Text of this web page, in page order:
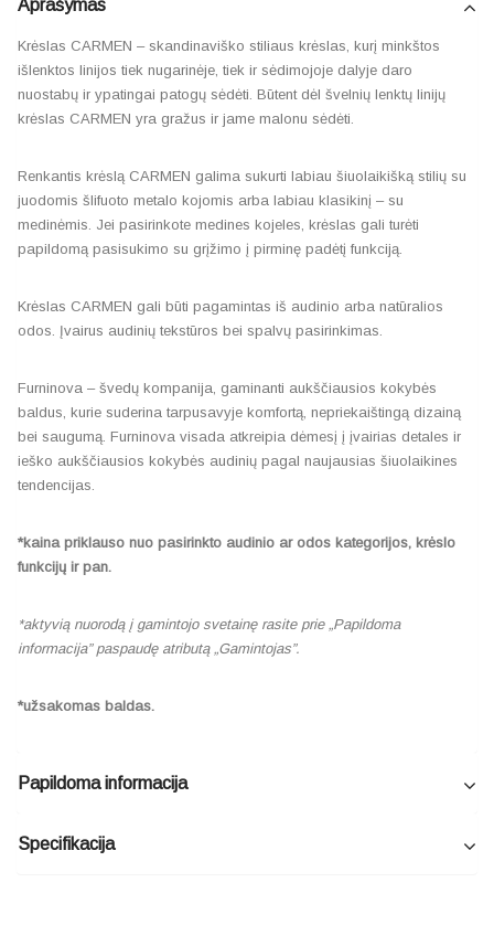
Aprašymas
Krėslas CARMEN – skandinaviško stiliaus krėslas, kurį minkštos
išlenktos linijos tiek nugarinėje, tiek ir sėdimojoje dalyje daro
nuostabų ir ypatingai patogų sėdėti. Būtent dėl švelnių lenktų linijų
krėslas CARMEN yra gražus ir jame malonu sėdėti.
Renkantis krėslą CARMEN galima sukurti labiau šiuolaikišką stilių su
juodomis šlifuoto metalo kojomis arba labiau klasikinį – su
medinėmis. Jei pasirinkote medines kojeles, krėslas gali turėti
papildomą pasisukimo su grįžimo į pirminę padėtį funkciją.
Krėslas CARMEN gali būti pagamintas iš audinio arba natūralios
odos. Įvairus audinių tekstūros bei spalvų pasirinkimas.
Furninova – švedų kompanija, gaminanti aukščiausios kokybės
baldus, kurie suderina tarpusavyje komfortą, nepriekaištingą dizainą
bei saugumą. Furninova visada atkreipia dėmesį į įvairias detales ir
ieško aukščiausios kokybės audinių pagal naujausias šiuolaikines
tendencijas.
*kaina priklauso nuo pasirinkto audinio ar odos kategorijos, krėslo
funkcijų ir pan.
*aktyvią nuorodą į gamintojo svetainę rasite prie „Papildoma
informacija” paspaudę atributą „Gamintojas”.
*užsakomas baldas.
Papildoma informacija
Specifikacija